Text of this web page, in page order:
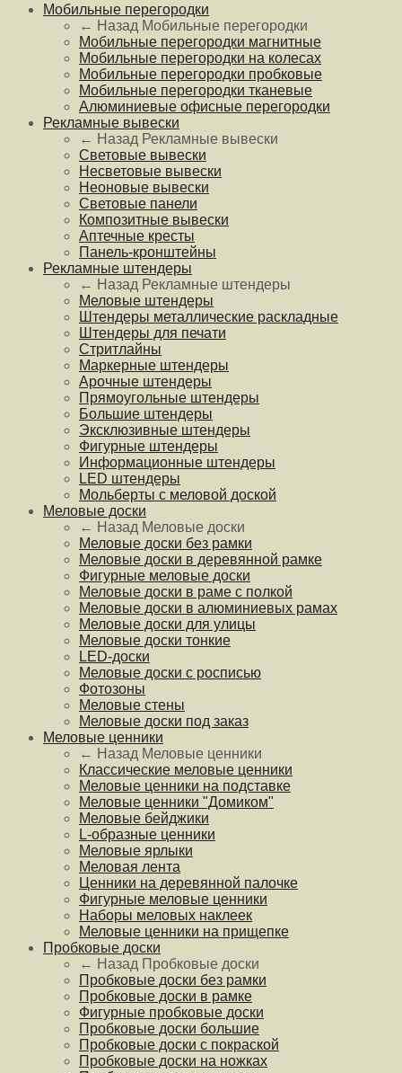
Мобильные перегородки
← Назад Мобильные перегородки
Мобильные перегородки магнитные
Мобильные перегородки на колесах
Мобильные перегородки пробковые
Мобильные перегородки тканевые
Алюминиевые офисные перегородки
Рекламные вывески
← Назад Рекламные вывески
Световые вывески
Несветовые вывески
Неоновые вывески
Световые панели
Композитные вывески
Аптечные кресты
Панель-кронштейны
Рекламные штендеры
← Назад Рекламные штендеры
Меловые штендеры
Штендеры металлические раскладные
Штендеры для печати
Стритлайны
Маркерные штендеры
Арочные штендеры
Прямоугольные штендеры
Большие штендеры
Эксклюзивные штендеры
Фигурные штендеры
Информационные штендеры
LED штендеры
Мольберты с меловой доской
Меловые доски
← Назад Меловые доски
Меловые доски без рамки
Меловые доски в деревянной рамке
Фигурные меловые доски
Меловые доски в раме с полкой
Меловые доски в алюминиевых рамах
Меловые доски для улицы
Меловые доски тонкие
LED-доски
Меловые доски с росписью
Фотозоны
Меловые стены
Меловые доски под заказ
Меловые ценники
← Назад Меловые ценники
Классические меловые ценники
Меловые ценники на подставке
Меловые ценники "Домиком"
Меловые бейджики
L-образные ценники
Меловые ярлыки
Меловая лента
Ценники на деревянной палочке
Фигурные меловые ценники
Наборы меловых наклеек
Меловые ценники на прищепке
Пробковые доски
← Назад Пробковые доски
Пробковые доски без рамки
Пробковые доски в рамке
Фигурные пробковые доски
Пробковые доски большие
Пробковые доски с покраской
Пробковые доски на ножках